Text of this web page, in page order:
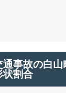
通事故の白
状割合